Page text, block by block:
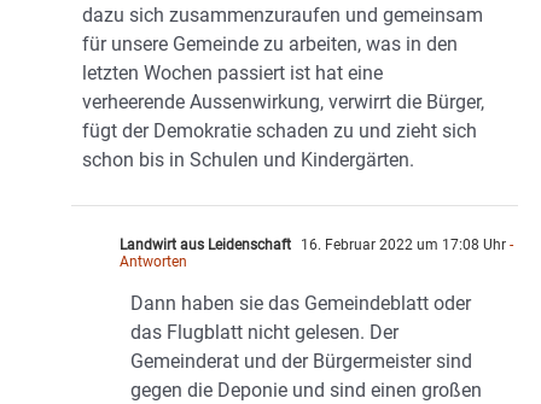
dazu sich zusammenzuraufen und gemeinsam
für unsere Gemeinde zu arbeiten, was in den
letzten Wochen passiert ist hat eine
verheerende Aussenwirkung, verwirrt die Bürger,
fügt der Demokratie schaden zu und zieht sich
schon bis in Schulen und Kindergärten.
Landwirt aus Leidenschaft 16. Februar 2022 um 17:08 Uhr -
Antworten
Dann haben sie das Gemeindeblatt oder
das Flugblatt nicht gelesen. Der
Gemeinderat und der Bürgermeister sind
gegen die Deponie und sind einen großen